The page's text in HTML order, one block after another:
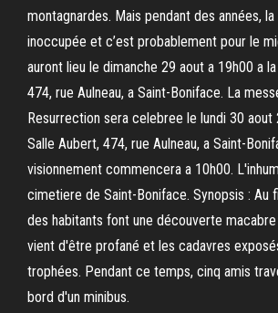
montagnardes. Mais pendant des années,
inoccupée et c’est probablement pour le
auront lieu le dimanche 29 aout a 19h00 a
474, rue Aulneau, a Saint-Boniface. La
Resurrection sera celebree le lundi 30 aout
Salle Aubert, 474, rue Aulneau, a Saint-
visionnement commencera a 10h00.
cimetiere de Saint-Boniface. Synopsis : Au
des habitants font une découverte
vient d'être profané et les cadavres
trophées. Pendant ce temps, cinq amis
bord d'un minibus.